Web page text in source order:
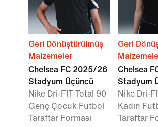
Geri Dönüştürülmüş
Malzemeler
Chelsea FC 2025/26
Stadyum Üçüncü
Nike Dri-FIT Total 90
Genç Çocuk Futbol
Taraftar Forması
Geri
Chelsea
Stadyum
Nike Dri-
Kadın
Taraftar